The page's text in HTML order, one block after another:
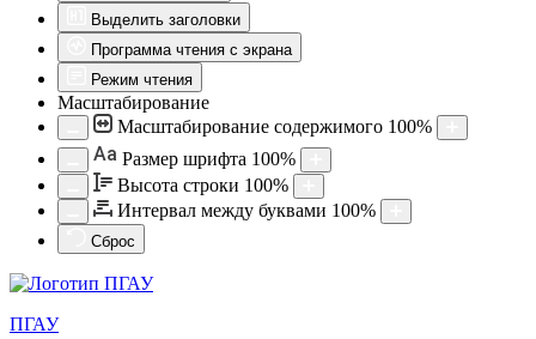
Выделить заголовки
Программа чтения с экрана
Режим чтения
Масштабирование
Масштабирование содержимого 100%
Aa Размер шрифта 100%
Высота строки 100%
Интервал между буквами 100%
Сброс
ПГАУ